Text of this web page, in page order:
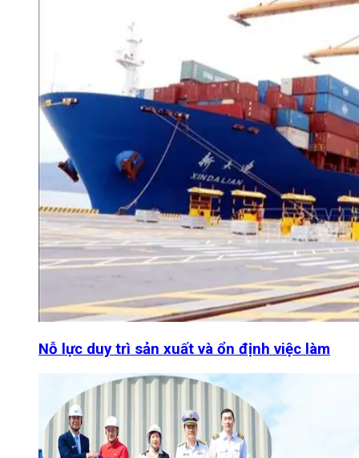
Nỗ lực duy trì sản xuất và ổn định việc làm